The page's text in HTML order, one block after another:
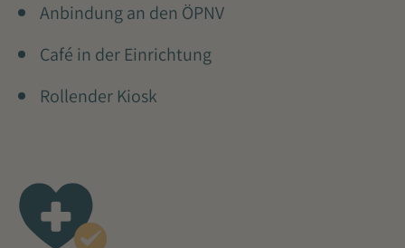
Anbindung an den ÖPNV
Café in der Einrichtung
Rollender Kiosk